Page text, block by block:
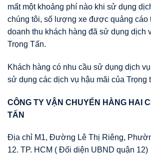
mất một khoảng phí nào khi sử dụng
chúng tôi, số lượng xe được quảng cáo
doanh thu khách hàng đã sử dụng dịch
Trọng Tấn.
Khách hàng có nhu cầu sử dụng dịch
sử dụng các dịch vụ hậu mãi của Trọng
CÔNG TY VẬ N CHUYỂ N HÀNG HAI
TẤ N
Địa chỉ M1, Đường Lê Thị Riêng,
12. TP. HCM ( Đối diện UBND quận 12)